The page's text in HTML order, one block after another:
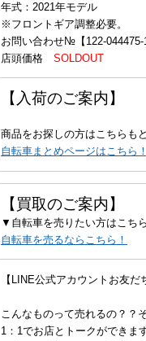
年式：2021年モデル
※フロントギア調整必要。
お問い合わせ№【122-044475-
店頭価格 SOLDOUT
【入荷のご案内】
商品をお探しの方はこちらも
自転車まとめページはこちら！
【買取のご案内】
▼自転車を売りたい方はこち
自転車を売るならこちら！
【LINE公式アカウントお友だ
こんなものって売れるの？？
1：1でお店とトークができま